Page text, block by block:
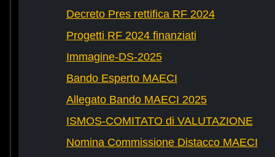
Decreto Pres rettifica RF 2024
Progetti RF 2024 finanziati
Immagine-DS-2025
Bando Esperto MAECI
Allegato Bando MAECI 2025
ISMOS-COMITATO di VALUTAZIONE
Nomina Commissione Distacco MAECI